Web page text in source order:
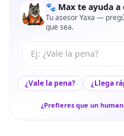
🐾 Max te ayuda
Tu asesor Yaxa —
que sea.
Tu pregunta a Max
¿Vale la pena? ¿Llega
¿Prefieres que un